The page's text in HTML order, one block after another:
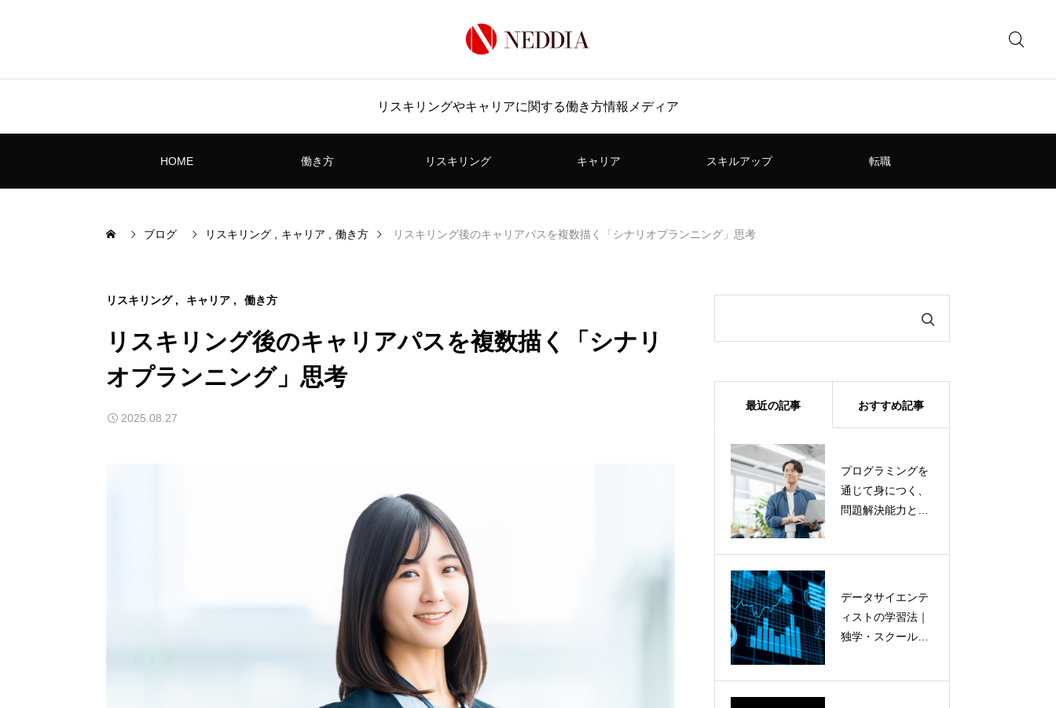
リスキリングやキャリアに関する働き方情報メディア
HOME 働き方 リスキリング キャリア スキルアップ 転職
ブログ リスキリング キャリア 働き方 リスキリング後のキャリアパスを複数描く「シナリオプランニング」思考
リスキリング キャリア 働き方
リスキリング後のキャリアパスを複数描く「シナリ
オプランニング」思考
2025.08.27
最近の記事 おすすめ記事
プログラミングを
通じて身につく、
問題解決能力と論
データサイエンテ
ィストの学習法｜
独学・スクール・
プログラミング
を通じて身につ
く、問題解決能
る究極のリスキ
リング
英語の公式ドキ
ュメントを恐れ
ず読むための完